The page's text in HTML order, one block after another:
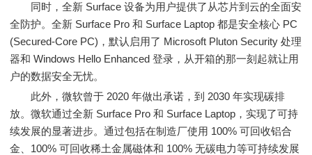
同时，全新 Surface 设备为用户提供了从芯片到云的全面安
全防护。全新 Surface Pro 和 Surface Laptop 都是安全核心 PC
(Secured-Core PC)，默认启用了 Microsoft Pluton Security 处理
器和 Windows Hello Enhanced 登录，从开箱的那一刻起就让用
户的数据安全无忧。
此外，微软曾于 2020 年做出承诺，到 2030 年实现碳排
放。微软通过全新 Surface Pro 和 Surface Laptop，实现了可持
续发展的显著进步。通过包括在制造厂使用 100% 可回收铝合
金、100% 可回收稀土金属磁体和 100% 无碳电力等可持续发展